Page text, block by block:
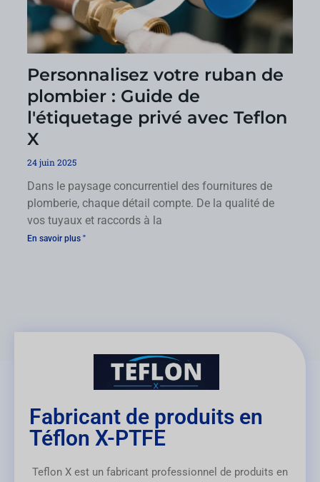
Personnalisez votre ruban de
plombier : Guide de
l'étiquetage privé avec Teflon
X
24 juin 2025
Dans le paysage concurrentiel des fournitures de
plomberie, chaque détail compte. De la qualité de
vos tuyaux et raccords à la
En savoir plus "
Fabricant de produits en
Téflon X-PTFE
Teflon X est un fabricant professionnel de produits en